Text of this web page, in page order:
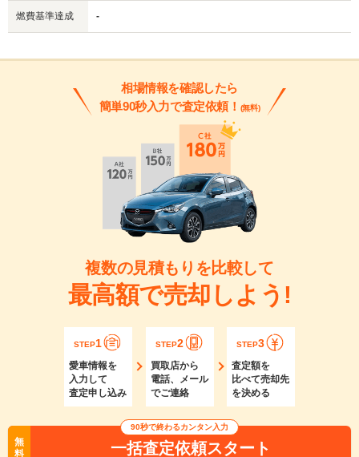
燃費基準達成 -
相場情報を確認したら
簡単90秒入力で査定依頼！ (無料)
複数の見積もりを比較して
最高額で売却しよう!
STEP1
愛車情報を
入力して
査定申し込み
STEP2
買取店から
電話、メール
でご連絡
STEP3
査定額を
比べて売却先
を決める
無
料
90秒で終わるカンタン入力
一括査定依頼スタート